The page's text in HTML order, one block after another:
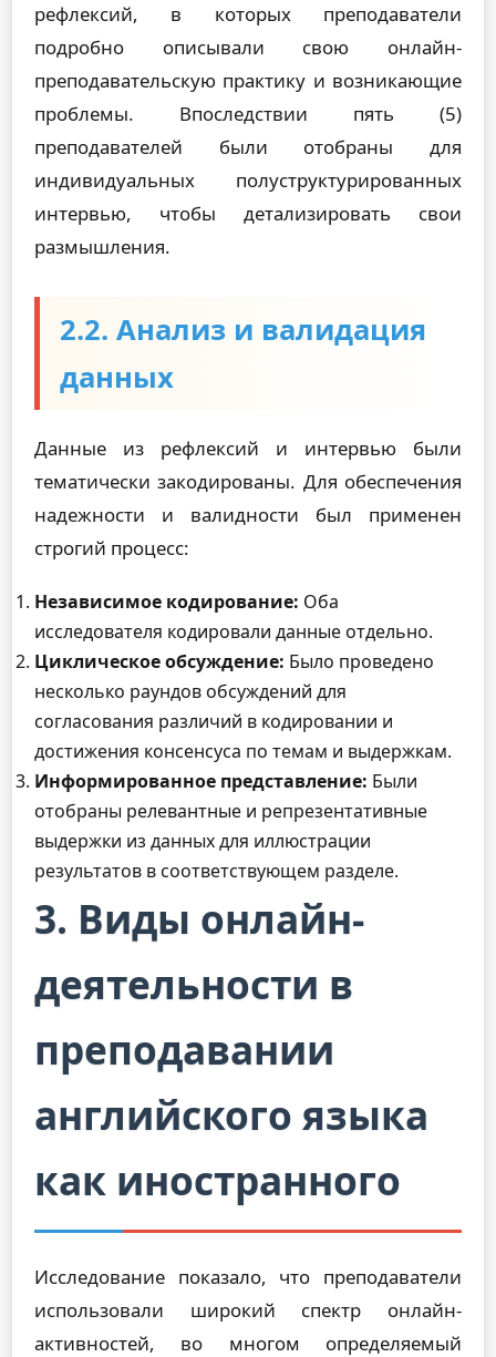
рефлексий, в которых преподаватели
подробно описывали свою онлайн-
преподавательскую практику и возникающие
проблемы. Впоследствии пять (5)
преподавателей были отобраны для
индивидуальных полуструктурированных
интервью, чтобы детализировать свои
размышления.
2.2. Анализ и валидация
данных
Данные из рефлексий и интервью были
тематически закодированы. Для обеспечения
надежности и валидности был применен
строгий процесс:
Независимое кодирование: Оба
исследователя кодировали данные отдельно.
Циклическое обсуждение: Было проведено
несколько раундов обсуждений для
согласования различий в кодировании и
достижения консенсуса по темам и выдержкам.
Информированное представление: Были
отобраны релевантные и репрезентативные
выдержки из данных для иллюстрации
результатов в соответствующем разделе.
3. Виды онлайн-
деятельности в
преподавании
английского языка
как иностранного
Исследование показало, что преподаватели
использовали широкий спектр онлайн-
активностей, во многом определяемый